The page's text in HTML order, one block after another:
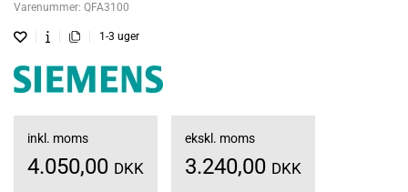
Varenummer: QFA3100
1-3 uger
inkl. moms
4.050,00 DKK
ekskl. moms
3.240,00 DKK